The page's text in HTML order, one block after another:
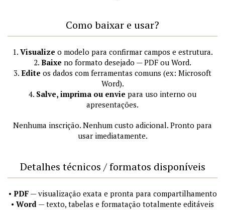
Como baixar e usar?
1. Visualize o modelo para confirmar campos e estrutura.
2. Baixe no formato desejado — PDF ou Word.
3. Edite os dados com ferramentas comuns (ex: Microsoft
Word).
4. Salve, imprima ou envie para uso interno ou
apresentações.
Nenhuma inscrição. Nenhum custo adicional. Pronto para
usar imediatamente.
Detalhes técnicos / formatos disponíveis
• PDF— visualização exata e pronta para compartilhamento
• Word — texto, tabelas e formatação totalmente editáveis